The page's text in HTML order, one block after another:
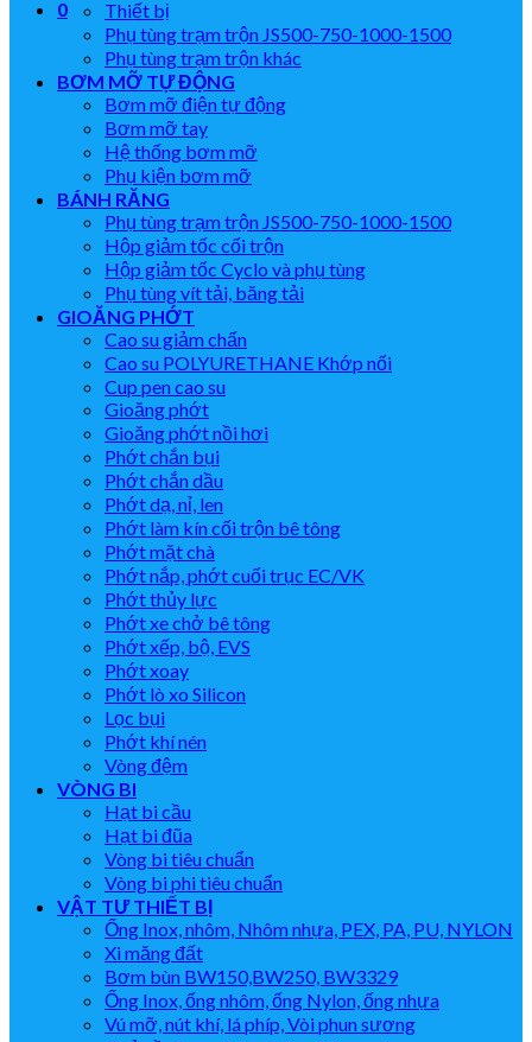
0
Thiết bị
Phụ tùng trạm trộn JS500-750-1000-1500
Phụ tùng trạm trộn khác
BƠM MỠ TỰ ĐỘNG
Bơm mỡ điện tự động
Bơm mỡ tay
Hệ thống bơm mỡ
Phụ kiện bơm mỡ
BÁNH RĂNG
Phụ tùng trạm trộn JS500-750-1000-1500
Hộp giảm tốc cối trộn
Hộp giảm tốc Cyclo và phụ tùng
Phụ tùng vít tải, băng tải
GIOĂNG PHỚT
Cao su giảm chấn
Cao su POLYURETHANE Khớp nối
Cup pen cao su
Gioăng phớt
Gioăng phớt nồi hơi
Phớt chắn bụi
Phớt chắn dầu
Phớt dạ, nỉ, len
Phớt làm kín cối trộn bê tông
Phớt mặt chà
Phớt nắp, phớt cuối trục EC/VK
Phớt thủy lực
Phớt xe chở bê tông
Phớt xếp, bộ, EVS
Phớt xoay
Phớt lò xo Silicon
Lọc bụi
Phớt khí nén
Vòng đệm
VÒNG BI
Hạt bi cầu
Hạt bi đũa
Vòng bi tiêu chuẩn
Vòng bi phi tiêu chuẩn
VẬT TƯ THIẾT BỊ
Ống Inox, nhôm, Nhôm nhựa, PEX, PA, PU, NYLON
Xi măng đất
Bơm bùn BW150,BW250, BW3329
Ống Inox, ống nhôm, ống Nylon, ống nhựa
Vú mỡ, nút khí, lá phíp, Vòi phun sương